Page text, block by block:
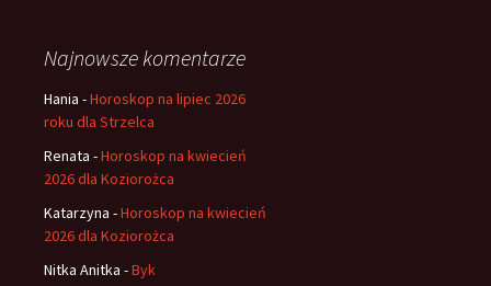
Najnowsze komentarze
Hania -Horoskop na lipiec 2026
roku dla Strzelca
Renata -Horoskop na kwiecień
2026 dla Koziorożca
Katarzyna -Horoskop na kwiecień
2026 dla Koziorożca
Nitka Anitka -Byk